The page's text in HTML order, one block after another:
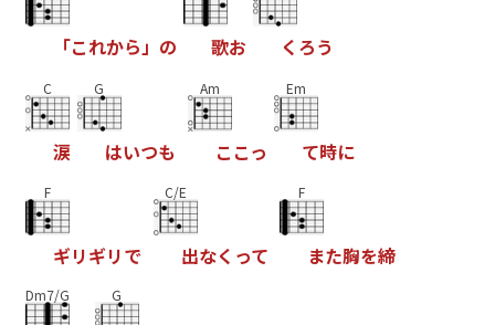
「これから」 の 歌お く ろう
C
涙
G
はいつも
Am
こ こっ
Em
て時に
F
ギリギリで
C/E
出なく って
F
また胸を締
Dm7/G G